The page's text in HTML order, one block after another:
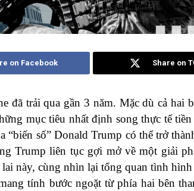
on Facebook Share on
đã trải qua gần 3 năm. Mặc dù cả hai
mục tiêu nhất định song thực tế
“biến số” Donald Trump có thể trở
Trump liên tục gợi mở về một giải
này, cùng nhìn lại tổng quan tình hình
tính bước ngoặt từ phía hai bên